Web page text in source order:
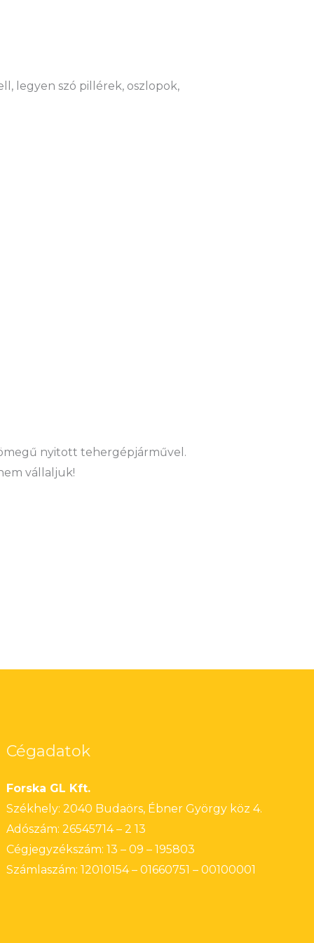
legyen szó pillérek, oszlopok,
nyitott tehergépjárművel.
vállaljuk!
Cégadatok
Forska GL Kft.
Székhely: 2040 Budaörs, Ébner György köz 4.
Adószám: 26545714 – 2 13
Cégjegyzékszám: 13 – 09 – 195803
Számlaszám: 12010154 – 01660751 – 00100001